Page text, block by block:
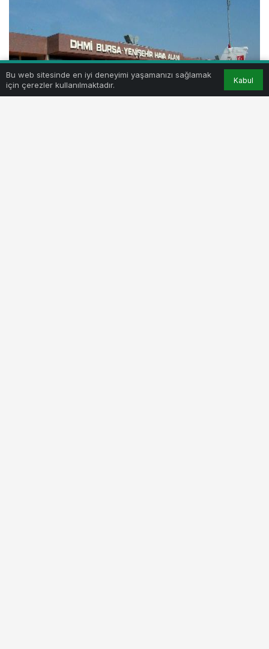
Bu web sitesinde en iyi deneyimi yaşamanızı sağlamak
için çerezler kullanılmaktadır.
Kabul